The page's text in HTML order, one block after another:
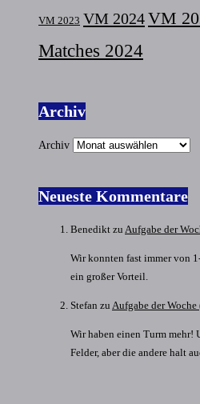
VM 2023 VM 2024VM
Matches 2024
Archiv
Archiv
Neueste Kommentare
Benedikt zu Aufgabe der
Wir konnten fast immer von
ein großer Vorteil.
Stefan zu Aufgabe der Woche
Wir haben einen Turm mehr!
Felder, aber die andere halt